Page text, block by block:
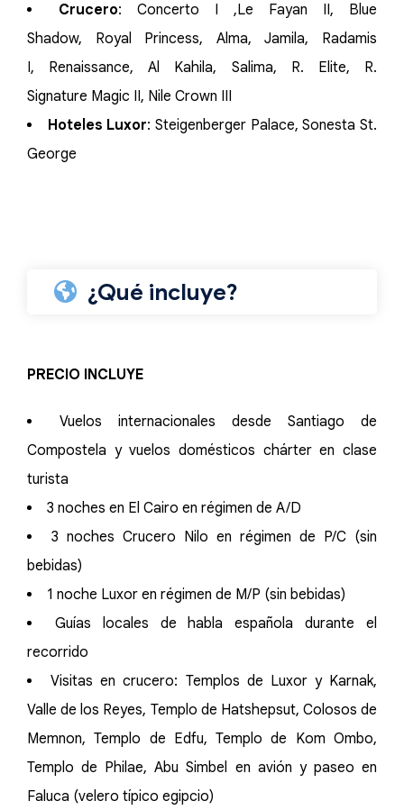
Crucero: Concerto I ,Le Fayan II, Blue
Shadow, Royal Princess, Alma, Jamila, Radamis
I, Renaissance, Al Kahila, Salima, R. Elite, R.
Signature Magic II, Nile Crown III
Hoteles Luxor: Steigenberger Palace, Sonesta St.
George
¿Qué incluye?
PRECIO INCLUYE
Vuelos internacionales desde Santiago de
Compostela y vuelos domésticos chárter en clase
turista
3 noches en El Cairo en régimen de A/D
3 noches Crucero Nilo en régimen de P/C (sin
bebidas)
1 noche Luxor en régimen de M/P (sin bebidas)
Guías locales de habla española durante el
recorrido
Visitas en crucero: Templos de Luxor y Karnak,
Valle de los Reyes, Templo de Hatshepsut, Colosos de
Memnon, Templo de Edfu, Templo de Kom Ombo,
Templo de Philae, Abu Simbel en avión y paseo en
Faluca (velero típico egipcio)